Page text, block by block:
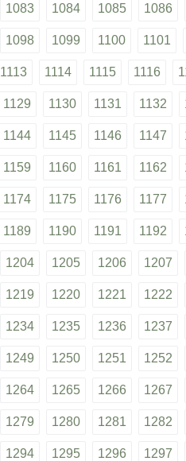
1083 1084 1085 1086
1098 1099 1100 1101
1113 1114 1115 1116
1129 1130 1131 1132
1144 1145 1146 1147
1159 1160 1161 1162
1174 1175 1176 1177
1189 1190 1191 1192
1204 1205 1206 1207
1219 1220 1221 1222
1234 1235 1236 1237
1249 1250 1251 1252
1264 1265 1266 1267
1279 1280 1281 1282
1294 1295 1296 1297